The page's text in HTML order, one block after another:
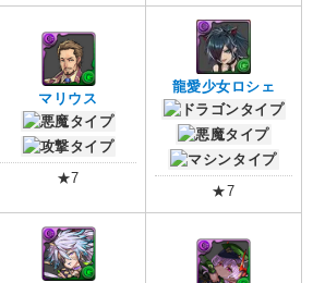
マリウス
★7
龍愛少女ロシェ
★7